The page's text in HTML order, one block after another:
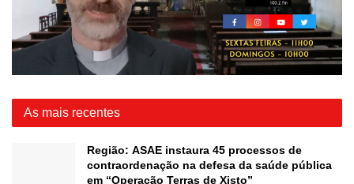
As mais recentes
Região: ASAE instaura 45 processos de
contraordenação na defesa da saúde pública
em “Operação Terras de Xisto”